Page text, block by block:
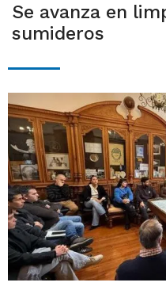
Se avanza en
sumideros